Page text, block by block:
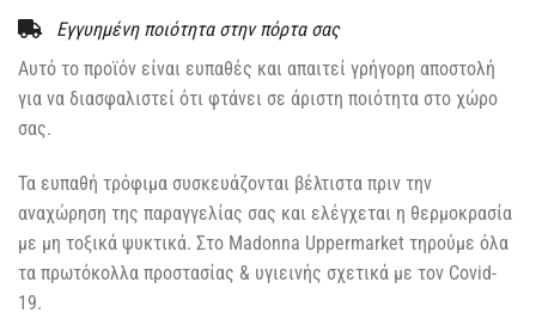
Εγγυημένη ποιότητα στην πόρτα σας
Αυτό το προϊόν είναι ευπαθές και απαιτεί γρήγορη αποστολή
για να διασφαλιστεί ότι φτάνει σε άριστη ποιότητα στο χώρο
σας.
Τα ευπαθή τρόφιμα συσκευάζονται βέλτιστα πριν την
αναχώρηση της παραγγελίας σας και ελέγχεται η θερμοκρασία
με μη τοξικά ψυκτικά. Στο Madonna Uppermarket τηρούμε όλα
τα πρωτόκολλα προστασίας & υγιεινής σχετικά με τον Covid-
19.